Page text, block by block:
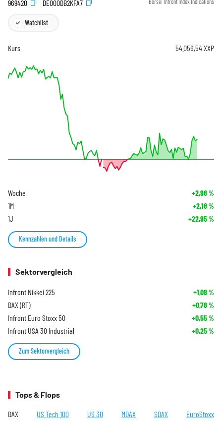
969420 DE000DB2KFA7 Börse: Infront Index Indications
Watchlist
Kurs 54.056,54XXP
Woche +2,98%
1M +2,18%
1J +22,95%
Kennzahlen und Details
Sektorvergleich
Infront Nikkei 225 +1,08%
DAX (RT) +0,78%
Infront Euro Stoxx 50 +0,55%
Infront USA 30 Industrial +0,25%
Zum Sektorvergleich
Tops & Flops
DAX US Tech 100 US 30 MDAX SDAX EuroStoxx